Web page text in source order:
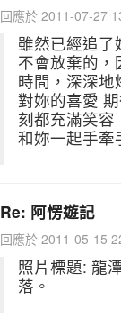
回應於 2011-07-27
雖然已經追
不會放棄的
時間，深深
對妳的喜愛
刻都充滿笑
和妳一起手牽
Re: 阿愣遊記
回應於 2011-05-15
照片標題: 龍
落。